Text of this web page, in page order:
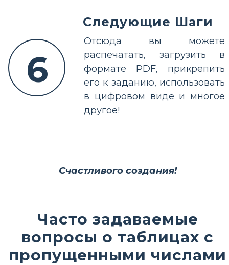
6
Следующие Шаги
Отсюда вы можете
распечатать, загрузить в
формате PDF, прикрепить
его к заданию, использовать
в цифровом виде и многое
другое!
Счастливого создания!
Часто задаваемые
вопросы о таблицах с
пропущенными числами